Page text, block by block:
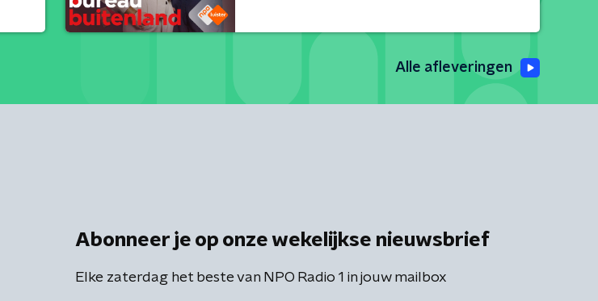
Alle afleveringen
Abonneer je op onze wekelijkse nieuwsbrief
Elke zaterdag het beste van NPO Radio 1 in jouw mailbox